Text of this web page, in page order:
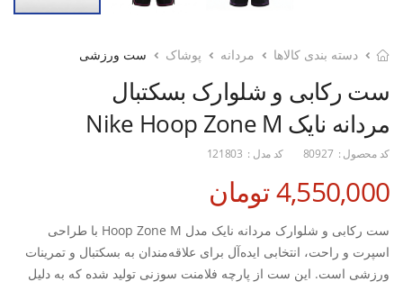
دسته بندی کالاها مردانه پوشاک ست ورزشی
ست رکابی و شلوارک بسکتبال
مردانه نایک Nike Hoop Zone M
کد محصول : 80927 کد مدل : 121803
4,550,000 تومان
ست رکابی و شلوارک مردانه نایک مدل Hoop Zone M با طراحی
اسپرت و راحت، انتخابی ایده‌آل برای علاقه‌مندان به بسکتبال و تمرینات
ورزشی است. این ست از پارچه فلامنت سوزنی تولید شده که به دلیل